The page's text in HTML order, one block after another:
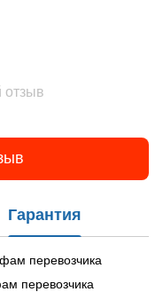
отзыв
Гарантия
перевозчика
перевозчика